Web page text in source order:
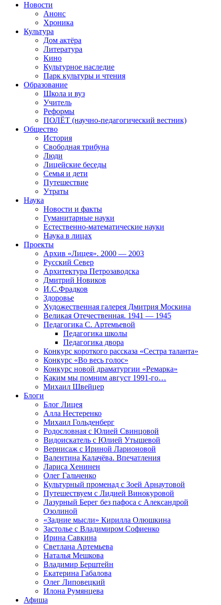
Новости
Анонс
Хроника
Культура
Дом актёра
Литература
Кино
Культурное наследие
Парк культуры и чтения
Образование
Школа и вуз
Учитель
Реформы
ПОЛЁТ (научно-педагогический вестник)
Общество
История
Свободная трибуна
Люди
Лицейские беседы
Семья и дети
Путешествие
Утраты
Наука
Новости и факты
Гуманитарные науки
Естественно-математические науки
Наука в лицах
Проекты
Архив «Лицея». 2000 — 2003
Русский Север
Архитектура Петрозаводска
Дмитрий Новиков
И.С.Фрадков
Здоровье
Художественная галерея Дмитрия Москина
Великая Отечественная. 1941 — 1945
Педагогика С. Артемьевой
Педагогика школы
Педагогика двора
Конкурс короткого рассказа «Сестра таланта»
Конкурс «Во весь голос»
Конкурс новой драматургии «Ремарка»
Каким мы помним август 1991-го…
Михаил Швейцер
Блоги
Блог Лицея
Алла Нестеренко
Михаил Гольденберг
Родословная с Юлией Свинцовой
Видоискатель с Юлией Утышевой
Вернисаж с Ириной Ларионовой
Валентина Калачёва. Впечатления
Лариса Хенинен
Олег Гальченко
Культурный променад с Зоей Арнаутовой
Путешествуем с Лидией Винокуровой
Лазурный Берег без пафоса с Александрой
Озолиной
«Задние мысли» Кирилла Олюшкина
Застолье с Владимиром Софиенко
Ирина Савкина
Светлана Артемьева
Наталья Мешкова
Владимир Берштейн
Екатерина Габалова
Олег Липовецкий
Илона Румянцева
Афиша